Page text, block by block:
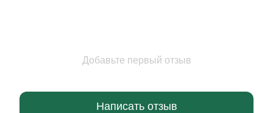
Добавьте первый отзыв
Написать отзыв